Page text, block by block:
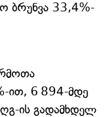
ბრუნვა 33,4%-
ით, 6 894-მდე
ის გადამხდელ